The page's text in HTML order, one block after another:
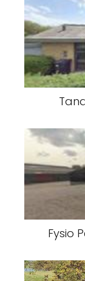
Fysio